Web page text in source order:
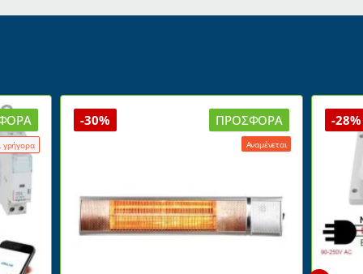
γρήγορα
ΠΡΟΣΦΟΡΆ
-30%
Αναμένεται
-28%